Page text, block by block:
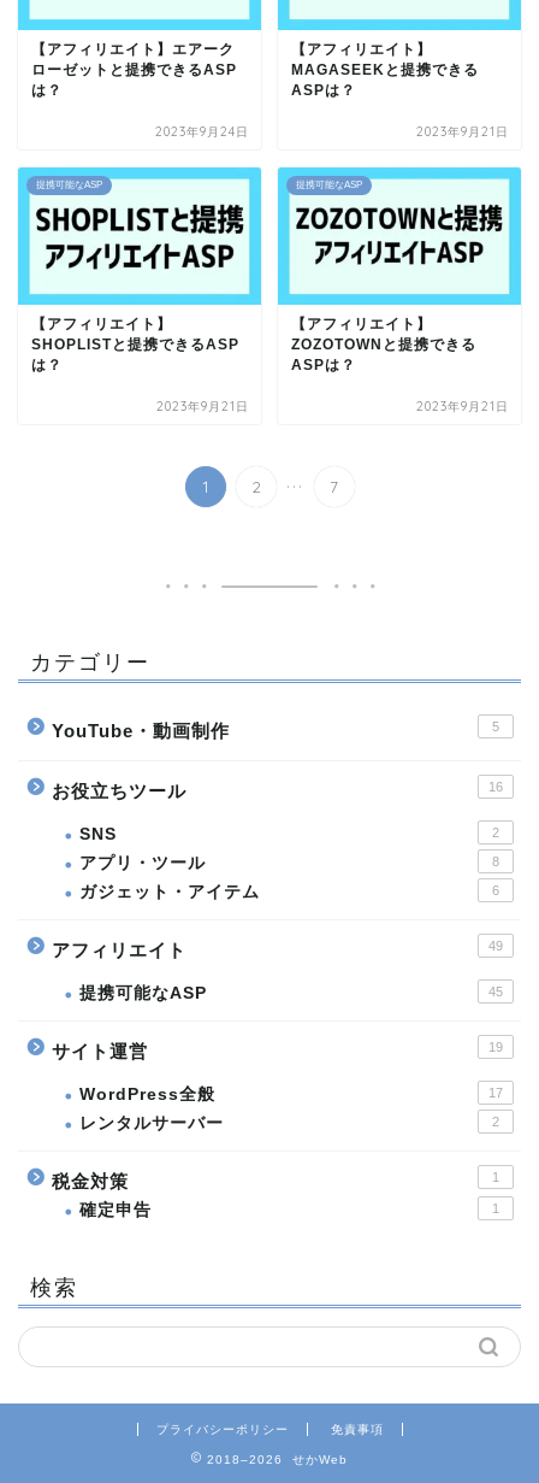
【アフィリエイト】エアーク
ローゼットと提携できるASP
は？
2023年9月24日
【アフィリエイト】
MAGASEEKと提携できる
ASPは？
2023年9月21日
提携可能なASP
【アフィリエイト】
SHOPLISTと提携できるASP
は？
2023年9月21日
提携可能なASP
【アフィリエイト】
ZOZOTOWNと提携できる
ASPは？
2023年9月21日
1 2 ... 7
カテゴリー
YouTube・動画制作 5
お役立ちツール 16
SNS 2
アプリ・ツール 8
ガジェット・アイテム 6
アフィリエイト 49
提携可能なASP 45
サイト運営 19
WordPress全般 17
レンタルサーバー 2
税金対策 1
確定申告 1
検索
プライバシーポリシー 免責事項
2018–2026 せかWeb